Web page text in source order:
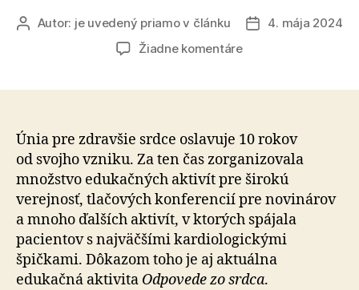
AutorAutor: je uvedený priamo v článku
Dátum
4. mája 2024
Žiadne komentárena
výročie
Únie
pre
zdravšie
srdce
Únia pre zdravšie srdce oslavuje 10 rokov
od svojho vzniku. Za ten čas zorganizovala
množstvo edukačných aktivít pre širokú
verejnosť, tlačových konferencií pre novinárov
a mnoho ďalších aktivít, v ktorých spájala
pacientov s najväčšími kardiologickými
špičkami. Dôkazom toho je aj aktuálna
edukačná aktivita Odpovede zo srdca.